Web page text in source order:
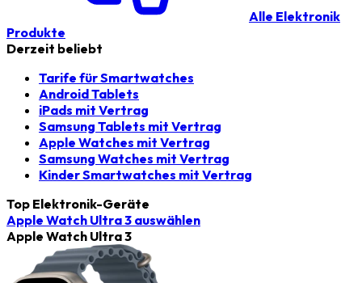
Alle Elektronik
Produkte
Derzeit beliebt
Tarife für Smartwatches
Android Tablets
iPads mit Vertrag
Samsung Tablets mit Vertrag
Apple Watches mit Vertrag
Samsung Watches mit Vertrag
Kinder Smartwatches mit Vertrag
Top Elektronik-Geräte
Apple Watch Ultra 3 auswählen
Apple Watch Ultra 3